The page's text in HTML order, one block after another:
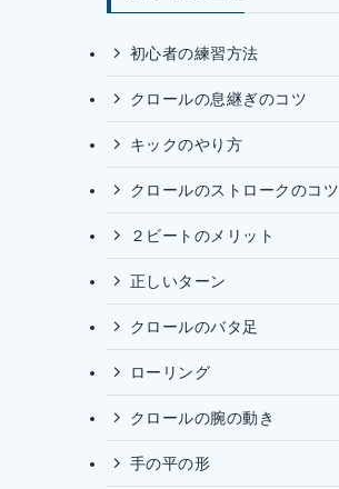
初心者の練習方法
クロールの息継ぎのコツ
キックのやり方
クロールのストロークのコツ
２ビートのメリット
正しいターン
クロールのバタ足
ローリング
クロールの腕の動き
手の平の形